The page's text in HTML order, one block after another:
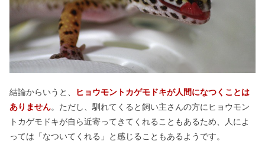
結論からいうと、
ヒョウモントカゲモドキが人間になつくことは
ありません。ただし、馴れてくると飼い主さんの方にヒョウモン
トカゲモドキが自ら近寄ってきてくれることもあるため、人によ
っては「なついてくれる」と感じることもあるようです。